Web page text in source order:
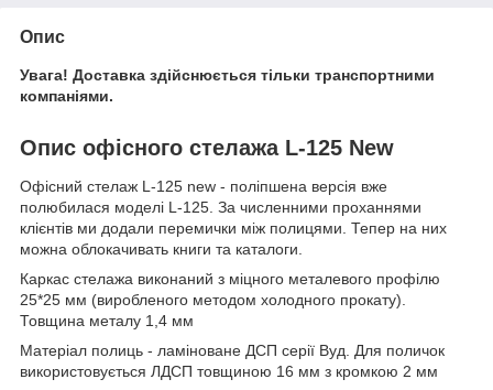
Опис
Увага! Доставка здійснюється тільки транспортними
компаніями.
Опис офісного стелажа L-125 New
Офісний стелаж L-125 new - поліпшена версія вже
полюбилася моделі L-125. За численними проханнями
клієнтів ми додали перемички між полицями. Тепер на них
можна облокачивать книги та каталоги.
Каркас стелажа виконаний з міцного металевого профілю
25*25 мм (виробленого методом холодного прокату).
Товщина металу 1,4 мм
Матеріал полиць - ламіноване ДСП серії Вуд. Для поличок
використовується ЛДСП товщиною 16 мм з кромкою 2 мм